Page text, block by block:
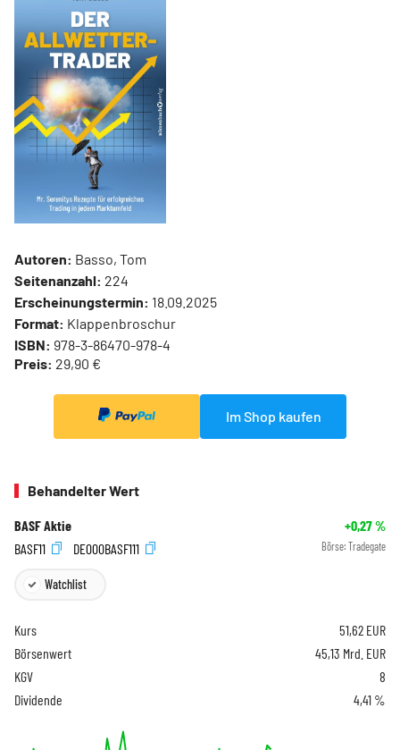
Autoren: Basso, Tom
Seitenanzahl: 224
Erscheinungstermin: 18.09.2025
Format: Klappenbroschur
ISBN: 978-3-86470-978-4
Preis: 29,90 €
Im Shop kaufen
Behandelter Wert
BASF Aktie +0,27%
BASF11
DE000BASF111 Börse: Tradegate
Watchlist
Kurs 51,62 EUR
Börsenwert
45,13 Mrd. EUR
KGV
8
Dividende
4,41 %